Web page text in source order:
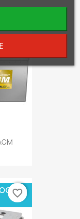
О
favorite_border